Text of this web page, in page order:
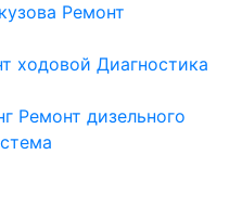
Ремонт
ходовой Диагностика
Ремонт дизельного